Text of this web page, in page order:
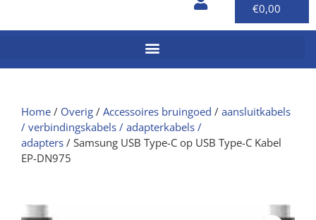
€0,00
Home / Overig / Accessoires bruingoed / aansluitkabels
/ verbindingskabels / adapterkabels /
adapters / Samsung USB Type-C op USB Type-C Kabel
EP-DN975